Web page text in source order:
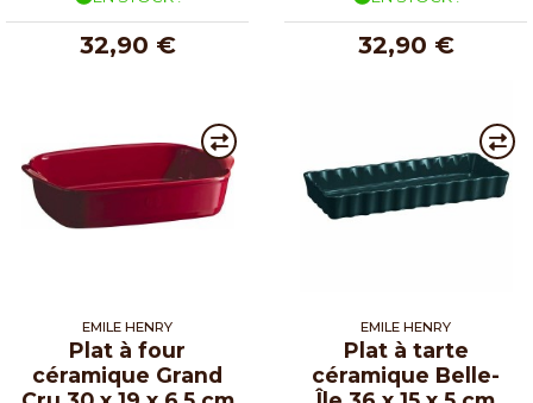
32,90 € 32,90 €
EMILE HENRY
Plat à four
céramique Grand
EMILE HENRY
Plat à tarte
céramique Belle-